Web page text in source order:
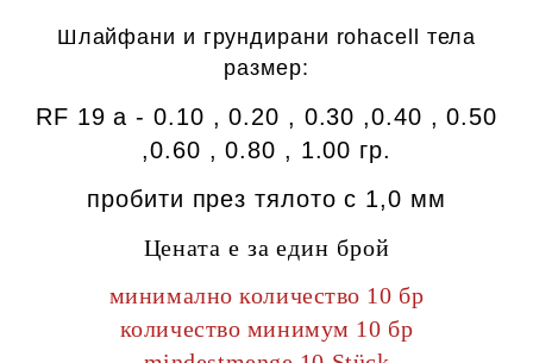
Шлайфани и грундирани rohacell тела
размер:
RF 19 a - 0.10 , 0.20 , 0.30 ,0.40 , 0.50
,0.60 , 0.80 , 1.00 гр.
пробити през тялото с 1,0 мм
Цената е за един брой
минимално количество 10 бр
количество минимум 10 бр